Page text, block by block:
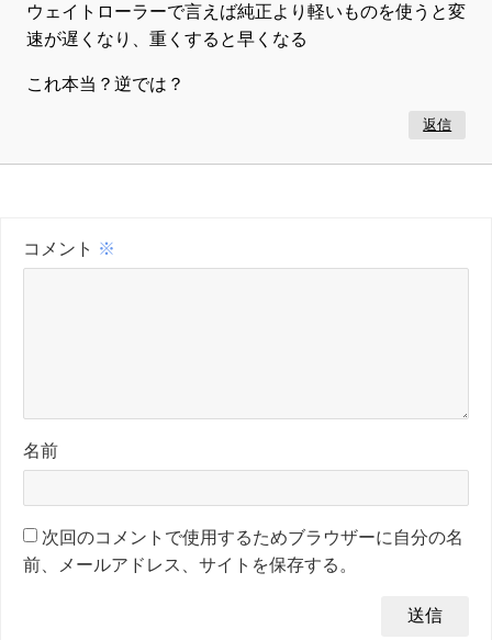
ウェイトローラーで言えば純正より軽いものを使うと変
速が遅くなり、重くすると早くなる
これ本当？逆では？
返信
コメント ※
名前
次回のコメントで使用するためブラウザーに自分の名
前、メールアドレス、サイトを保存する。